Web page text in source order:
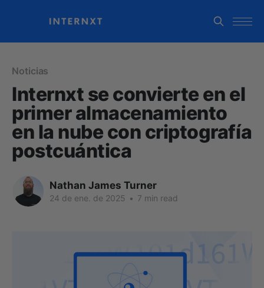
Noticias
Internxt se convierte en el
primer almacenamiento
en la nube con criptografía
postcuántica
Nathan James Turner
24 de ene. de 2025 • 7 min read